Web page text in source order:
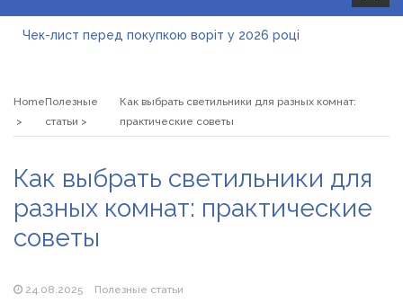
Чек-лист перед покупкою воріт у 2026 році
типові помилки, відмова та як її уникнути
варіант
Натуральна косметика Хіларі для захисту шкіри від
сонця
Магазин паяльников: рейтинг лучших магазинов Украины
HomeПолезные
статьи
Как выбрать светильники для разных комнат:
практические советы
Как выбрать светильники для
разных комнат: практические
советы
24.08.2025 Полезные статьи